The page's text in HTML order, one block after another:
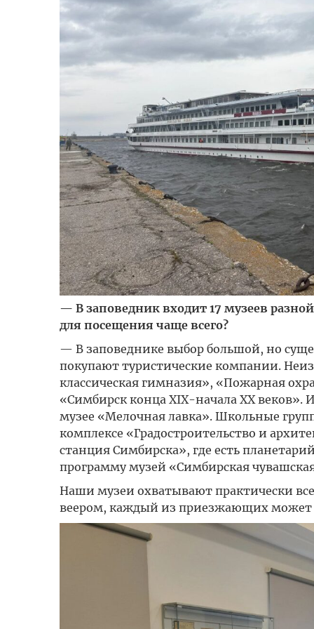
— В заповедник входит 17 музеев
для посещения чаще всего?
— В заповеднике выбор большой, но
покупают туристические компании.
классическая гимназия», «Пожарная
«Симбирск конца XIX-начала XX
музее «Мелочная лавка». Школьные
комплексе «Градостроительство и
станция Симбирска», где есть
программу музей «Симбирская
Наши музеи охватывают практически
веером, каждый из приезжающих может